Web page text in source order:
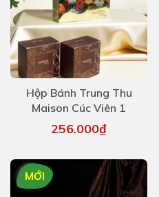
Hộp Bánh Trung Thu
Maison Cúc Viên 1
256.000₫
MỚI